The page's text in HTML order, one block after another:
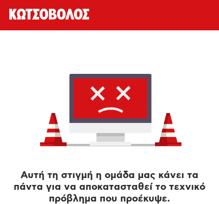
Αυτή τη στιγμή η ομάδα μας κάνει τα
πάντα για να αποκατασταθεί το τεχνικό
πρόβλημα που προέκυψε.